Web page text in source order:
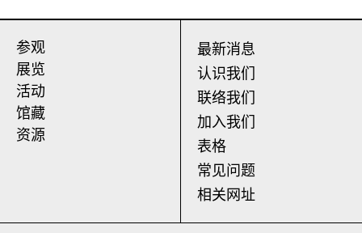
览
预
告
参观
展览
活动
馆藏
资源
最新消息
认识我们
联络我们
加入我们
表格
常见问题
相关网址